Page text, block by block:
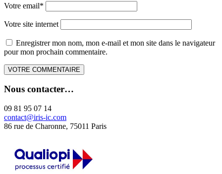
Votre email*
Votre site internet
Enregistrer mon nom, mon e-mail et mon site dans le navigateur
pour mon prochain commentaire.
Nous contacter…
09 81 95 07 14
contact@iris-ic.com
86 rue de Charonne, 75011 Paris